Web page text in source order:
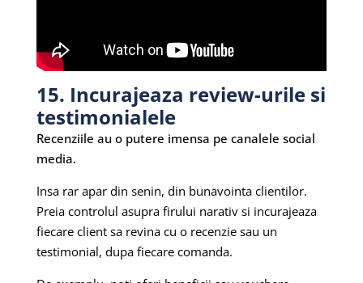
15. Incurajeaza review-urile si
testimonialele
Recenziile au o putere imensa pe canalele social
media.
Insa rar apar din senin, din bunavointa clientilor.
Preia controlul asupra firului narativ si incurajeaza
fiecare client sa revina cu o recenzie sau un
testimonial, dupa fiecare comanda.